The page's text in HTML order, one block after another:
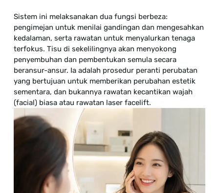
Sistem ini melaksanakan dua fungsi berbeza:
pengimejan untuk menilai gandingan dan mengesahkan
kedalaman, serta rawatan untuk menyalurkan tenaga
terfokus. Tisu di sekelilingnya akan menyokong
penyembuhan dan pembentukan semula secara
beransur-ansur. Ia adalah prosedur peranti perubatan
yang bertujuan untuk memberikan perubahan estetik
sementara, dan bukannya rawatan kecantikan wajah
(facial) biasa atau rawatan laser facelift.